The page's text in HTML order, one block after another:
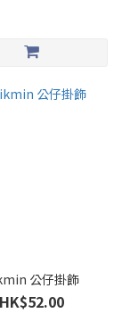
公仔掛飾
HK$52.00